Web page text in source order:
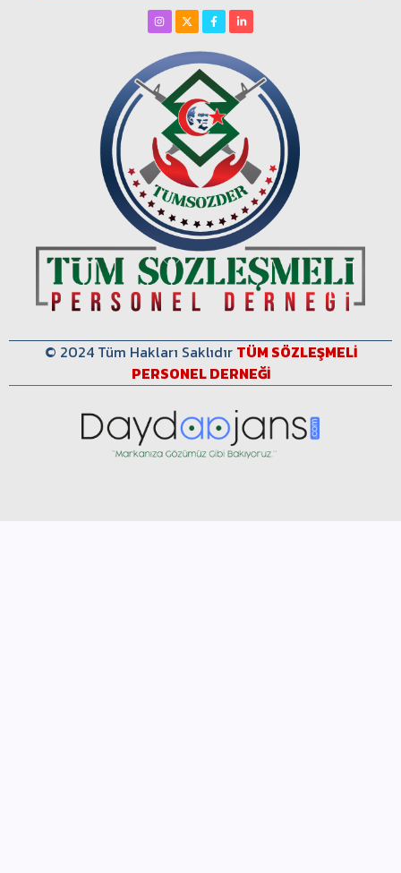
© 2024 Tüm Hakları Saklıdır TÜM SÖZLEŞMELİ
PERSONEL DERNEĞİ